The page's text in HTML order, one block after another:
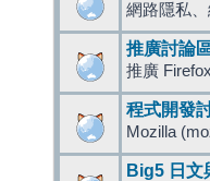
網路隱私
推廣討論
推廣
程式開發
Mozilla
Big5 日文